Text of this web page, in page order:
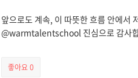
앞으로도 계속, 이 따뜻한 흐름 안에서
@warmtalentschool 진심으로 감사
좋아요0